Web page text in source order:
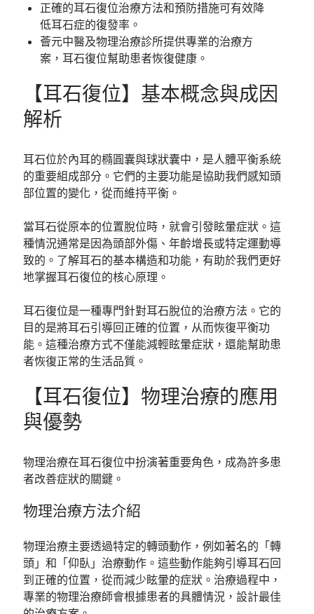
正確的耳石復位治療方法和預防措施可有效降
低耳石症的復發率。
薈元中醫及物理治療診所提供專業的治療方
案，耳石復位幫助患者恢復健康。
【耳石復位】基本概念與成因
解析
耳石位於內耳的橢圓囊與球狀囊中，是人體平衡系統
的重要組成部分。它們的主要功能是協助我們感知頭
部位置的變化，從而維持平衡。
當耳石從原本的位置脫位時，就會引發眩暈症狀。這
種情況通常是因為頭部外傷、年齡增長或特定運動導
致的。了解耳石的基本構造和功能，有助於我們更好
地掌握耳石復位的核心原理。
耳石復位是一種專門針對耳石脫位的治療方法。它的
目的是將耳石引導回正確的位置，从而恢復平衡功
能。這種治療方式不僅能減輕眩暈症狀，還能幫助患
者恢復正常的生活品質。
【耳石復位】物理治療的應用
與優勢
物理治療在耳石復位中扮演著重要角色，成為許多患
者改善症狀的關鍵。
物理治療方法介紹
物理治療主要透過特定的轉頭動作，例如著名的「轉
頭」和「仰臥」治療動作。這些動作能夠引導耳石回
到正確的位置，從而減少眩暈的症狀。治療過程中，
專業的物理治療師會根據患者的具體情況，設計最佳